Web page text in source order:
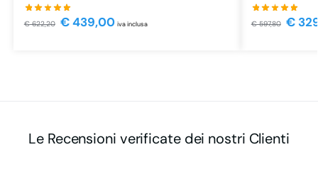
€622,20 €439,00 iva inclusa €597,80 €
Le Recensioni verificate dei nostri Clienti